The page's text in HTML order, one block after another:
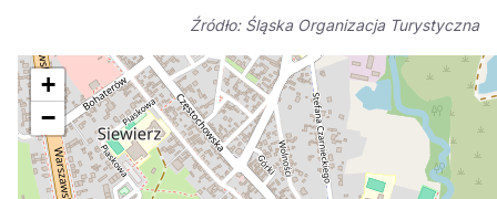
Italiano
Nederlands 日本
Português
Suomi
Źródło: Śląska Organizacja Turystyczna
+
−